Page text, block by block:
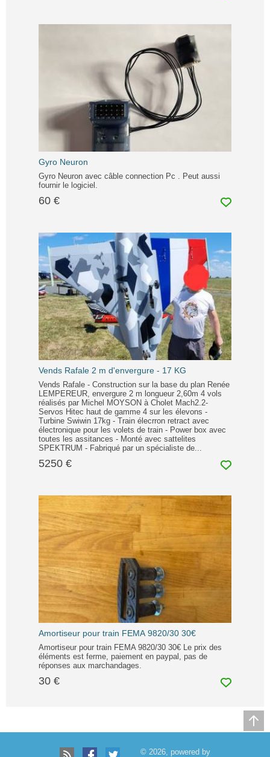
Gyro Neuron
Gyro Neuron avec câble connection Pc . Peut aussi
fournir le logiciel.
60 €
Vends Rafale 2 m d'envergure - 17 KG
Vends Rafale - Construction sur la base du plan Renée
LEMPEREUR, envergure 2 m longueur 2,60m 4 vols
réalisés par Michel MOYSON à Cholet Mach2.2-
Servos Hitec haut de gamme 4 sur les élevons -
Turbine Swiwin 17kg - Train élecrron retract avec
électronique pour les volets de train - Power box avec
toutes les assitances - Monté avec sattelites
SPEKTRUM - Fabriqué par un spécialiste de...
5250 €
Amortiseur pour train FEMA 9820/30 30€
Amortiseur pour train FEMA 9820/30 30€ Le prix des
éléments est ferme, paiement en paypal, pas de
réponses aux marchandages.
30 €
© 2026, powered by